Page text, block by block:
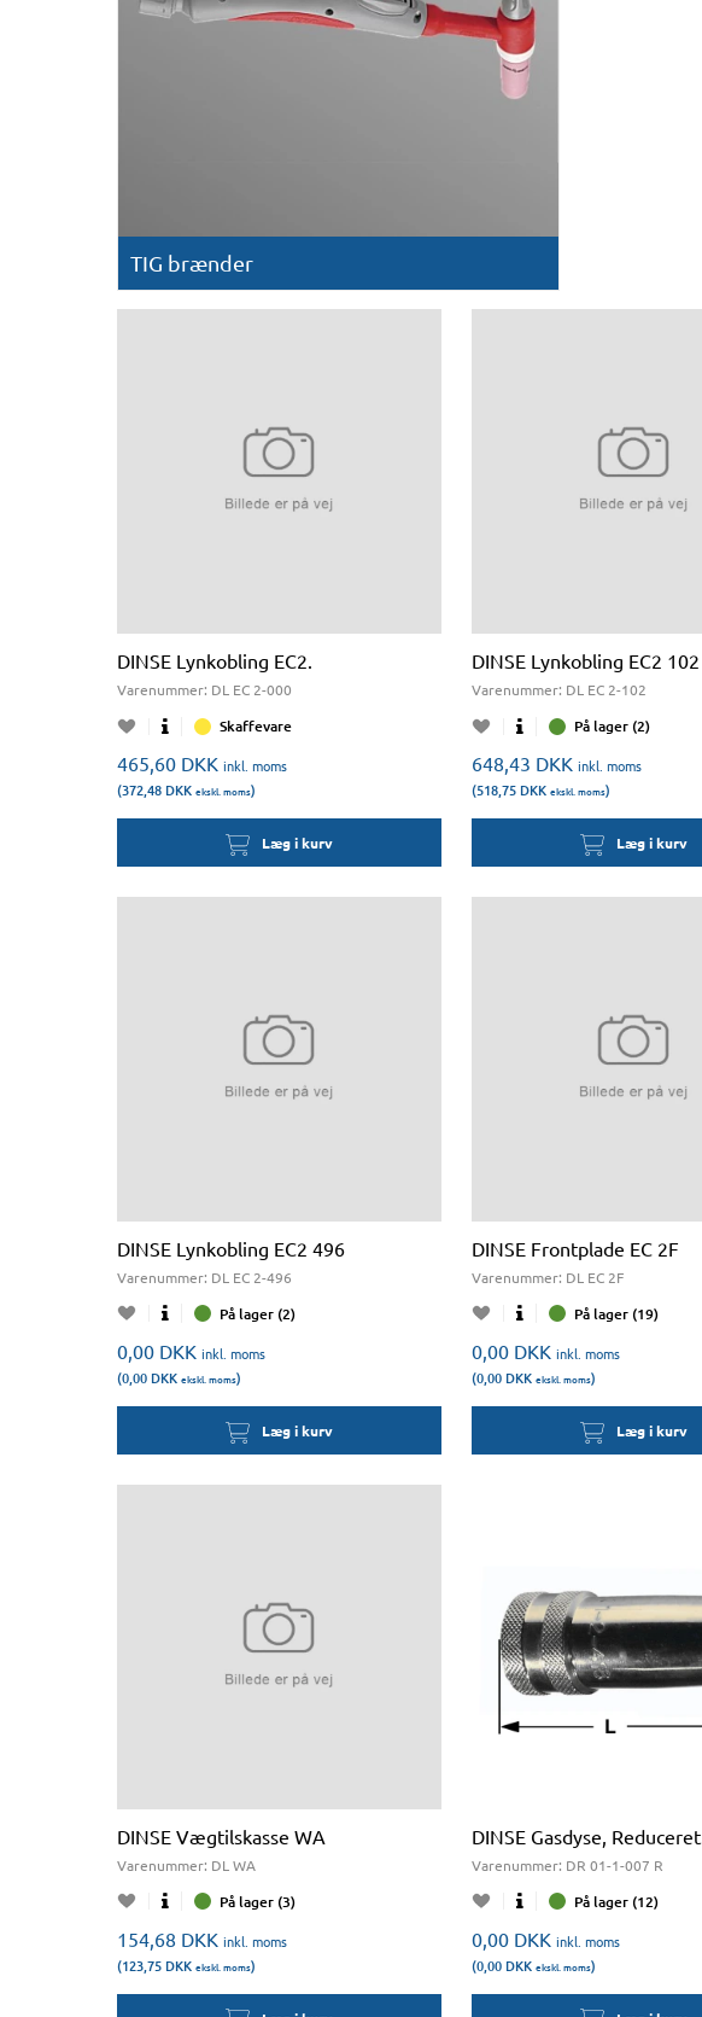
TIG brænder
DINSE Lynkobling EC2.
Varenummer: DL EC 2-000
Skaffevare
465,60 DKK inkl. moms
(372,48 DKK ekskl. moms)
Læg i kurv
DINSE Lynkobling EC2 102
Varenummer: DL EC 2-102
På lager (2)
648,43 DKK inkl. moms
(518,75 DKK ekskl. moms)
Læg i kurv
DINSE Lynkobling EC2 496
Varenummer: DL EC 2-496
På lager (2)
0,00 DKK inkl. moms
(0,00 DKK ekskl. moms)
Læg i kurv
DINSE Frontplade EC 2F
Varenummer: DL EC 2F
På lager (19)
0,00 DKK inkl. moms
(0,00 DKK ekskl. moms)
Læg i kurv
DINSE Vægtilskasse WA
Varenummer: DL WA
På lager (3)
154,68 DKK inkl. moms
(123,75 DKK ekskl. moms)
DINSE Gasdyse, Reduceret.
Varenummer: DR 01-1-007 R
På lager (12)
0,00 DKK inkl. moms
(0,00 DKK ekskl. moms)